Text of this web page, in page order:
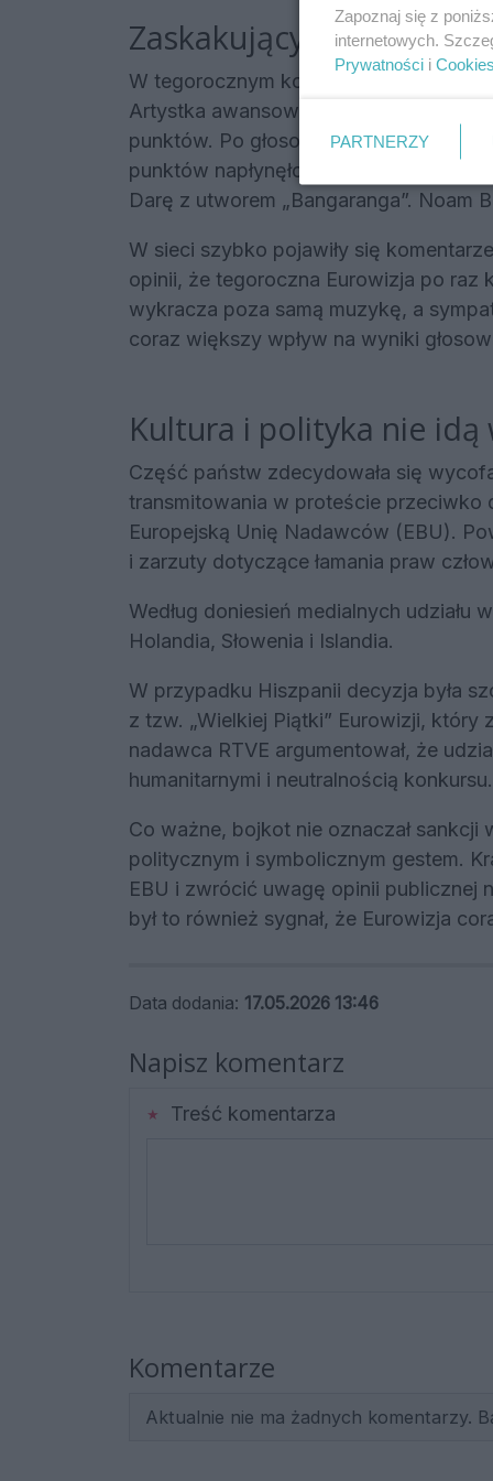
Zaskakujący finał
W tegorocznym konkursie Polskę
Artystka awansowała do finału i
punktów. Po głosowaniu jurorów
punktów napłynęło od telewidzów.
Darę z utworem „Bangaranga”. Noam
W sieci szybko pojawiły się
opinii, że tegoroczna Eurowizja po raz
wykracza poza samą muzykę, a
coraz większy wpływ na wyniki
Kultura i polityka nie idą
Część państw zdecydowała się
transmitowania w proteście przeciwko
Europejską Unię Nadawców (EBU).
i zarzuty dotyczące łamania praw
Według doniesień medialnych udziału
Holandia, Słowenia i Islandia.
W przypadku Hiszpanii decyzja była
z tzw. „Wielkiej Piątki” Eurowizji, który
nadawca RTVE argumentował, że
humanitarnymi i neutralnością konkursu.
Co ważne, bojkot nie oznaczał sankcji
politycznym i symbolicznym gestem.
EBU i zwrócić uwagę opinii publicznej
był to również sygnał, że Eurowizja
Data dodania: 17.05.2026 13:46
Napisz komentarz
Treść komentarza
Komentarze
Aktualnie nie ma żadnych komentarzy.
Zapoznaj się z
internetowych.
Prywatności i Cookies
PARTNERZY